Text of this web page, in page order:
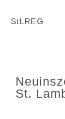
StLREG
St.